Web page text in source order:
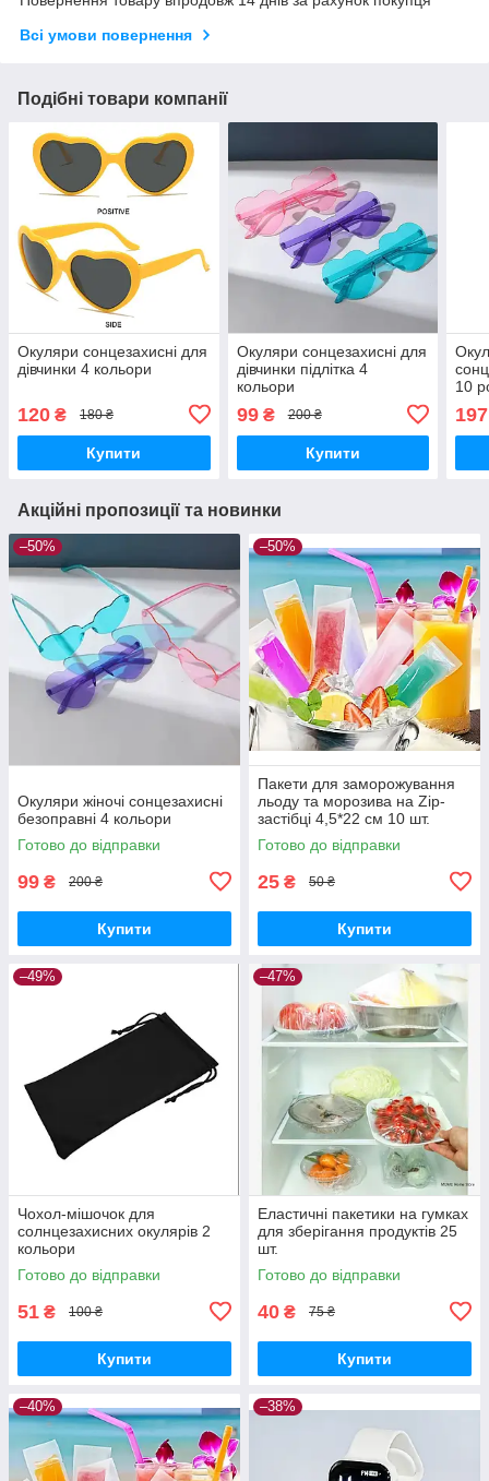
Всі умови повернення
Подібні товари компанії
Окуляри сонцезахисні для
дівчинки 4 кольори
120 ₴ 180 ₴
Купити
Окуляри сонцезахисні для
дівчинки підлітка 4
кольори
99₴ 200 ₴
Купити
10
197
Акційні пропозиції та новинки
–50%
Окуляри жіночі сонцезахисні
безоправні 4 кольори
Готово до відправки
99 ₴ 200 ₴
Купити
–50%
Пакети для заморожування
льоду та морозива на Zip-
застібці 4,5*22 см 10 шт.
Готово до відправки
25 ₴ 50 ₴
Купити
–49%
Чохол-мішочок для
солнцезахисних окулярів 2
кольори
Готово до відправки
51 ₴ 100 ₴
Купити
–47%
Еластичні пакетики на гумках
для зберігання продуктів 25
шт.
Готово до відправки
40 ₴ 75 ₴
Купити
–40% –38%